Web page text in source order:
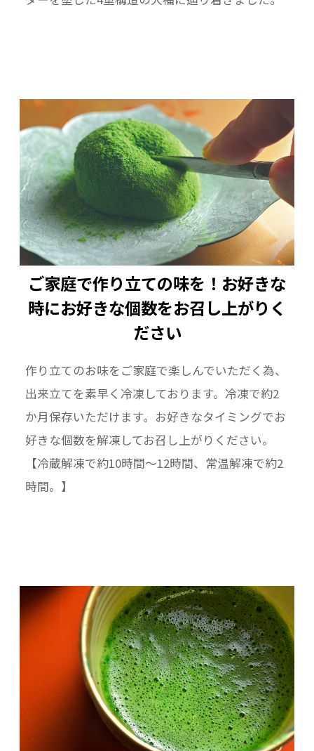
ご家庭で作り立ての味を！お好きな
時にお好きな個数をお召し上がりく
ださい
作り立てのお味をご家庭で楽しんでいただく為、
出来立てを素早く冷凍しております。冷凍で約2
か月保存いただけます。お好きなタイミングでお
好きな個数を解凍してお召し上がりください。
【冷蔵解凍で約10時間～12時間、常温解凍で約2
時間。】